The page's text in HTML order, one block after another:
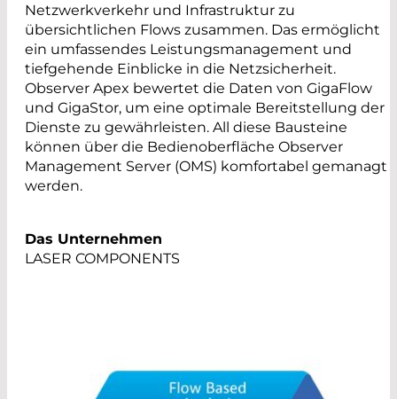
Netzwerkverkehr und Infrastruktur zu
übersichtlichen Flows zusammen. Das ermöglicht
ein umfassendes Leistungsmanagement und
tiefgehende Einblicke in die Netzsicherheit.
Observer Apex bewertet die Daten von GigaFlow
und GigaStor, um eine optimale Bereitstellung der
Dienste zu gewährleisten. All diese Bausteine
können über die Bedienoberfläche Observer
Management Server (OMS) komfortabel gemanagt
werden.
Das Unternehmen
LASER COMPONENTS